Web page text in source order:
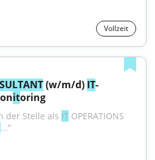
Vollzeit
(w/m/d) IT-
itoring
der Stelle als IT
..."